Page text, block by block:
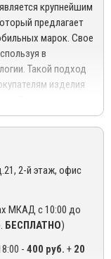
красоту и
минусы
ковров в салоне.
такие изделия
крупнейшим
предлагает
марок. Свое
в
Такой подход
изделия
«LLocker» при
из
обладает
хорошей
2-й этаж, офис
МКАД с 10:00 до
БЕСПЛАТНО)
- 400 руб. + 20